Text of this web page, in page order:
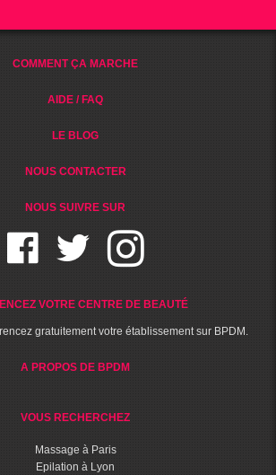
COMMENT ÇA MARCHE
AIDE / FAQ
LE BLOG
NOUS CONTACTER
NOUS SUIVRE SUR
VOTRE CENTRE DE BEAUTÉ
gratuitement votre établissement sur BPDM.
A PROPOS DE BPDM
VOUS RECHERCHEZ
Massage à Paris
Epilation à Lyon